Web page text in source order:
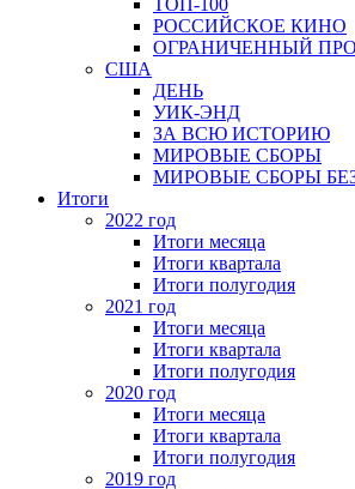
ТОП-100
РОССИЙСКОЕ КИНО
ОГРАНИЧЕННЫЙ
США
ДЕНЬ
УИК-ЭНД
ЗА ВСЮ ИСТОРИЮ
МИРОВЫЕ СБОРЫ
МИРОВЫЕ СБОРЫ
Итоги
2022 год
Итоги месяца
Итоги квартала
Итоги полугодия
2021 год
Итоги месяца
Итоги квартала
Итоги полугодия
2020 год
Итоги месяца
Итоги квартала
Итоги полугодия
2019 год